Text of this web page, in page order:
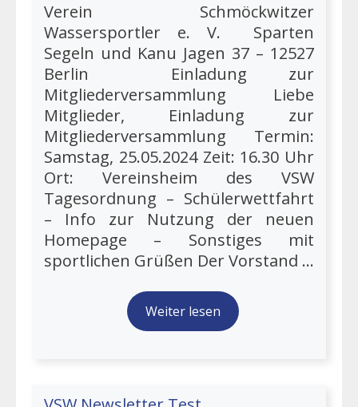
Verein Schmöckwitzer
Wassersportler e. V. Sparten
Segeln und Kanu Jagen 37 – 12527
Berlin Einladung zur
Mitgliederversammlung Liebe
Mitglieder, Einladung zur
Mitgliederversammlung Termin:
Samstag, 25.05.2024 Zeit: 16.30 Uhr
Ort: Vereinsheim des VSW
Tagesordnung – Schülerwettfahrt
– Info zur Nutzung der neuen
Homepage – Sonstiges mit
sportlichen Grüßen Der Vorstand ...
Weiter lesen